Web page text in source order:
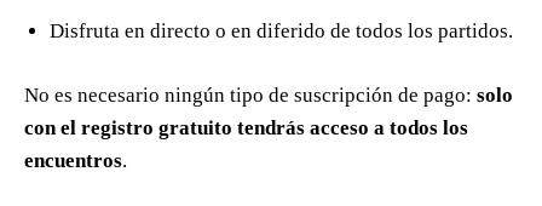
Disfruta en directo o en diferido de todos los partidos.
No es necesario ningún tipo de suscripción de pago: solo
con el registro gratuito tendrás acceso a todos los
encuentros.